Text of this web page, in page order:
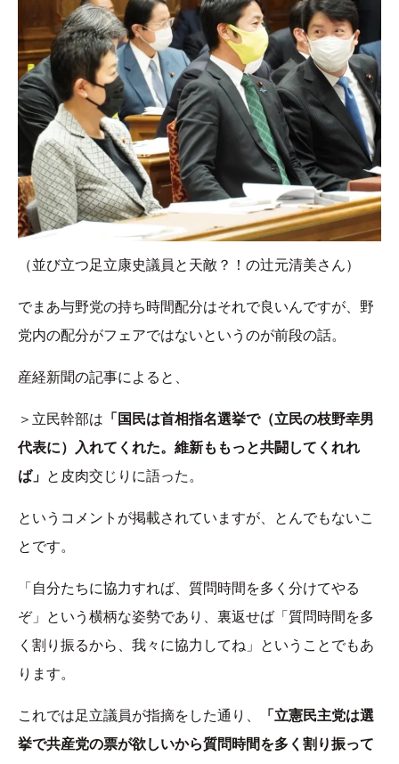
（並び立つ足立康史議員と天敵？！の辻元清美さん）
でまあ与野党の持ち時間配分はそれで良いんですが、野
党内の配分がフェアではないというのが前段の話。
産経新聞の記事によると、
＞立民幹部は 「国民は首相指名選挙で（立民の枝野幸男
代表に）入れてくれた。維新ももっと共闘してくれれ
ば」 と皮肉交じりに語った。
というコメントが掲載されていますが、とんでもないこ
とです。
「自分たちに協力すれば、質問時間を多く分けてやる
ぞ」という横柄な姿勢であり、裏返せば「質問時間を多
く割り振るから、我々に協力してね」ということでもあ
ります。
これでは足立議員が指摘をした通り、
「立憲民主党は選
挙で共産党の票が欲しいから質問時間を多く割り振って